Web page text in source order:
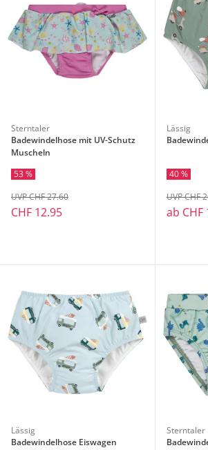
Sterntaler
Badewindelhose mit UV-Schutz
Muscheln
53 %
CHF 12.95
UVP CHF 27.60
Lässig
40 %
ab CHF
UVP CHF
Lässig
Badewindelhose Eiswagen
Sterntaler